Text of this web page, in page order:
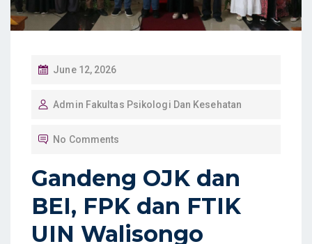
P
S
O
N
June 12, 2026
Admin Fakultas Psikologi Dan Kesehatan
No Comments
Gandeng OJK dan
BEI, FPK dan FTIK
UIN Walisongo